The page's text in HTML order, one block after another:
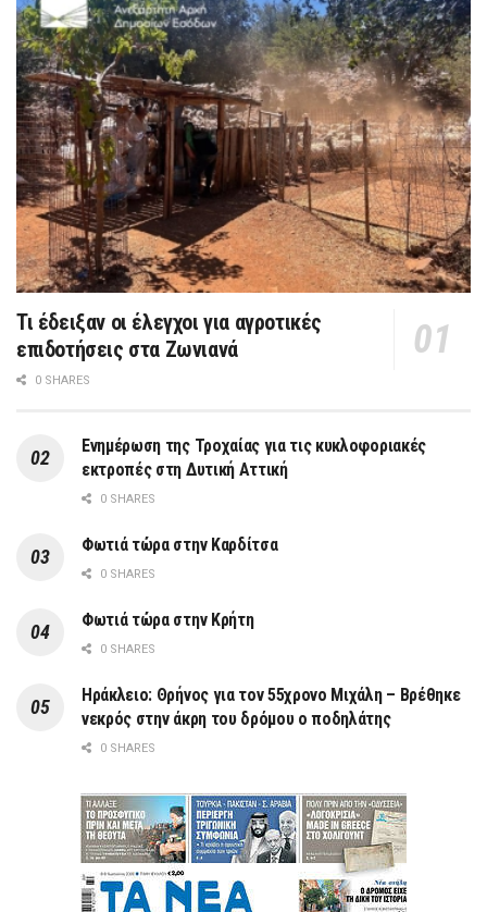
Τι έδειξαν οι έλεγχοι για αγροτικές
επιδοτήσεις στα Ζωνιανά
0 SHARES
Ενημέρωση της Τροχαίας για τις κυκλοφοριακές
εκτροπές στη Δυτική Αττική
0 SHARES
Φωτιά τώρα στην Καρδίτσα
0 SHARES
Φωτιά τώρα στην Κρήτη
0 SHARES
Ηράκλειο: Θρήνος για τον 55χρονο Μιχάλη – Βρέθηκε
νεκρός στην άκρη του δρόμου ο ποδηλάτης
0 SHARES